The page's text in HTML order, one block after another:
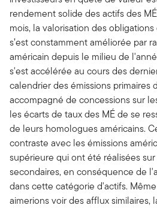
rendement solide des actifs des
mois, la valorisation des
s’est constamment améliorée par
américain depuis le milieu de
s'est accélérée au cours des
calendrier des émissions primaires
accompagné de concessions sur
les écarts de taux des MÉ de se
de leurs homologues américains.
contraste avec les émissions
supérieure qui ont été réalisées
secondaires, en conséquence de
dans cette catégorie d'actifs.
aimerions voir des afflux similaires,